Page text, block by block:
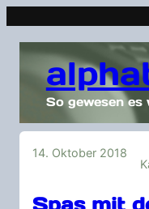
So gewesen es
14. Oktober 2018